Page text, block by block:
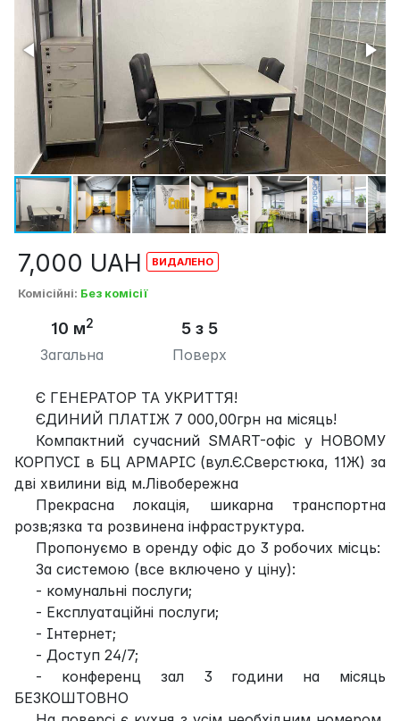
7,000 UAH
Комісійні: Без комісії
10 м2
Загальна
5 з 5
Поверх
Є ГЕНЕРАТОР ТА УКРИТТЯ!
ЄДИНИЙ ПЛАТІЖ 7 000,00грн на місяць!
Компактний сучасний SMART-офіс у НОВОМУ
КОРПУСІ в БЦ АРМАРІС (вул.Є.Сверстюка, 11Ж) за
дві хвилини від м.Лівобережна
Прекрасна локація, шикарна транспортна
розв;язка та розвинена інфраструктура.
Пропонуємо в оренду офіс до 3 робочих місць:
За системою (все включено у ціну):
- комунальні послуги;
- Експлуатаційні послуги;
- Інтернет;
- Доступ 24/7;
- конференц зал 3 години на місяць
БЕЗКОШТОВНО